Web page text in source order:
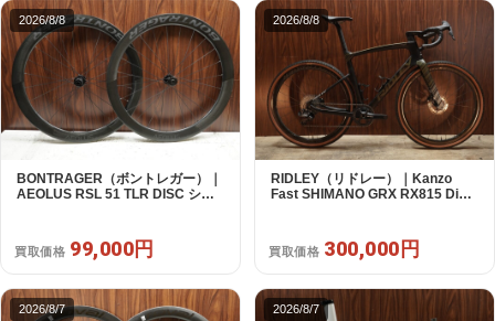
2026/8/8
BONTRAGER（ボントレガー）｜
AEOLUS RSL 51 TLR DISC シマ
買取価格 99,000円
2026/8/8
RIDLEY（リドレー）｜Kanzo
Fast SHIMANO GRX RX815 Di2
買取価格 300,000円
2026/8/7 2026/8/7